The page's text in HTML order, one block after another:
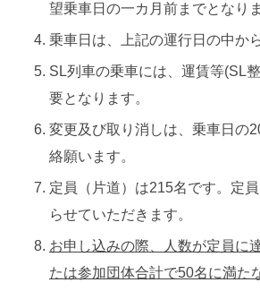
望乗車日の一カ月前までとなりま
乗車日は、上記の運行日の中か
SL列車の乗車には、運賃等(SL
要となります。
変更及び取り消しは、乗車日の
絡願います。
定員（片道）は215名です。定
らせていただきます。
お申し込みの際、人数が定員に
たは参加団体合計で50名に満た